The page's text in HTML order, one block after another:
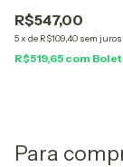
R$547,00
5x de R$109,40 sem juros
R$519,65 com
Para